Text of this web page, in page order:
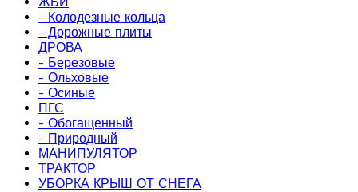
- Колодезные кольца
- Дорожные плиты
ДРОВА
- Березовые
- Ольховые
- Осиные
ПГС
- Обогащенный
- Природный
МАНИПУЛЯТОР
ТРАКТОР
УБОРКА КРЫШ ОТ СНЕГА